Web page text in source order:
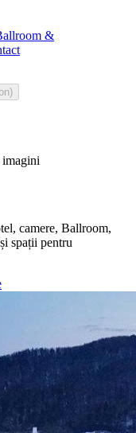
&
)
imagini
camere, Ballroom,
spații pentru